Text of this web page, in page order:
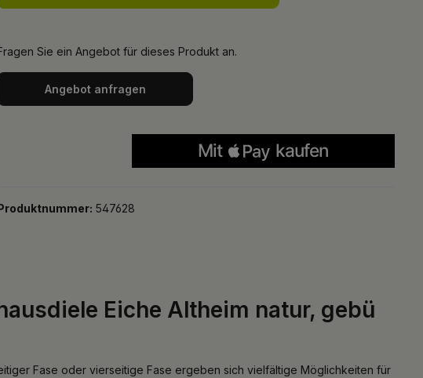
Sie ein Angebot für dieses Produkt an.
Angebot anfragen
547628
Eiche Altheim natur, gebü
Fase oder vierseitige Fase ergeben sich vielfältige Möglichkeiten für